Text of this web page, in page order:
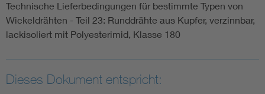
Elektrofachkraft (EFK)
Technische Lieferbedingungen für bestimmte Typen von
Wickeldrähten - Teil 23: Runddrähte aus Kupfer, verzinnbar,
lackisoliert mit Polyesterimid, Klasse 180
Dieses Dokument entspricht: